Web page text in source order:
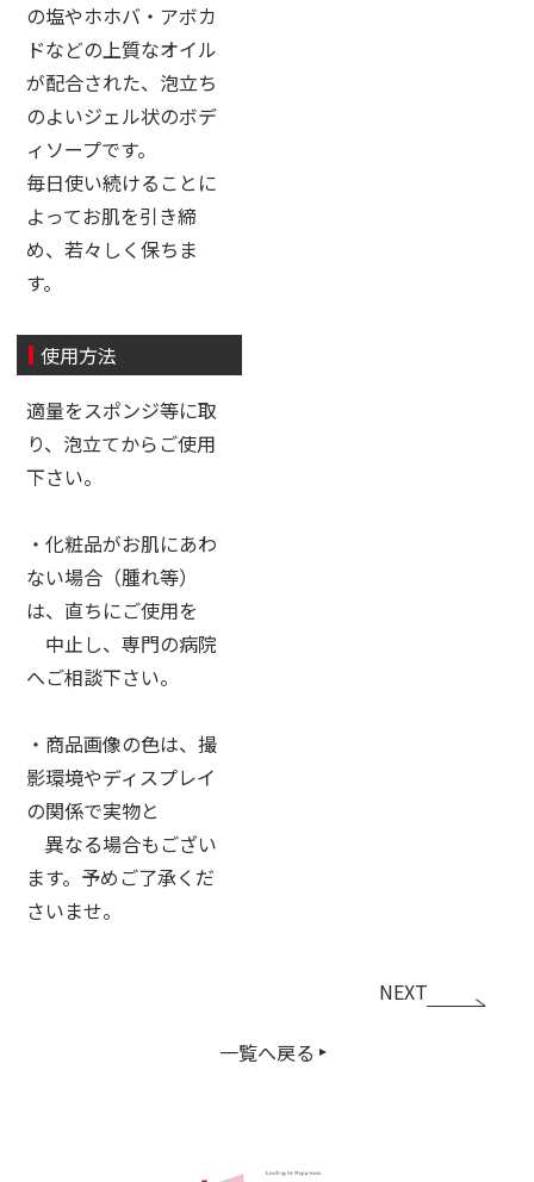
の塩やホホバ・アボカ
ドなどの上質なオイル
が配合された、泡立ち
のよいジェル状のボデ
ィソープです。
毎日使い続けることに
よってお肌を引き締
め、若々しく保ちま
す。
使用方法
適量をスポンジ等に取
り、泡立てからご使用
下さい。
・化粧品がお肌にあわ
ない場合（腫れ等）
は、直ちにご使用を
中止し、専門の病院
へご相談下さい。
・商品画像の色は、撮
影環境やディスプレイ
の関係で実物と
異なる場合もござい
ます。予めご了承くだ
さいませ。
一覧へ戻る
NEXT